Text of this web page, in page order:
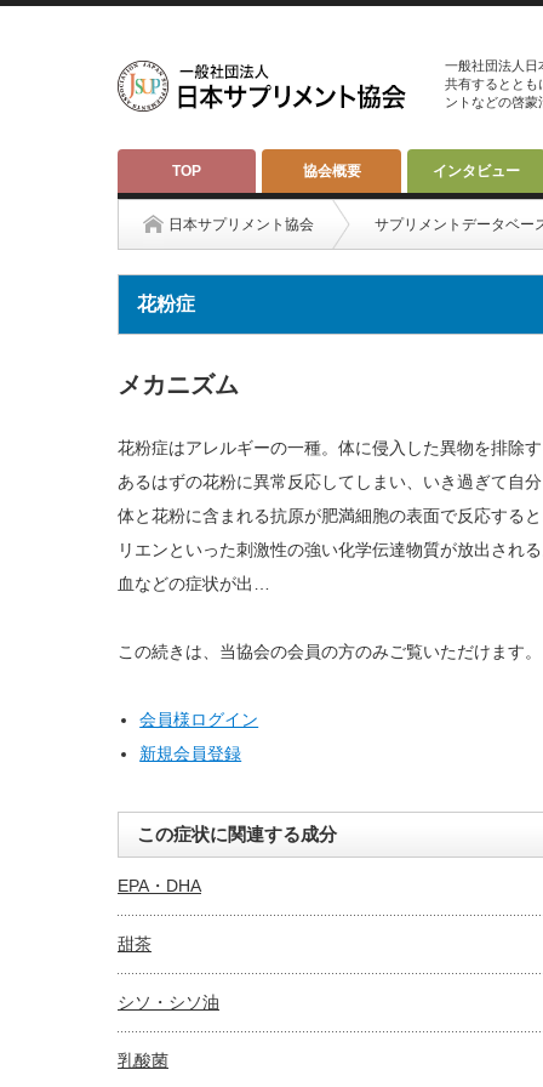
一般社団法人日
共有するととも
ントなどの啓蒙
TOP 協会概要 インタビュー
日本サプリメント協会 サプリメントデータベー
花粉症
メカニズム
花粉症はアレルギーの一種。体に侵入した異物を排除
あるはずの花粉に異常反応してしまい、いき過ぎて自
体と花粉に含まれる抗原が肥満細胞の表面で反応する
リエンといった刺激性の強い化学伝達物質が放出され
血などの症状が出…
この続きは、当協会の会員の方のみご覧いただけます。
会員様ログイン
新規会員登録
この症状に関連する成分
EPA・DHA
甜茶
シソ・シソ油
乳酸菌